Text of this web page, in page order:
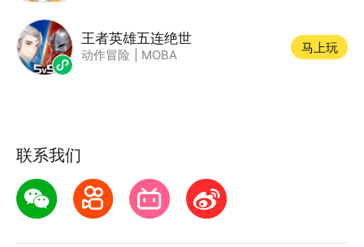
王者英雄五连绝世
动作冒险 MOBA
马上玩
联系我们